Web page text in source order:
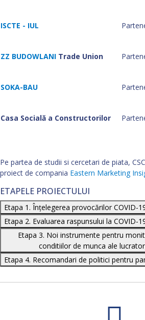
ISCTE - IUL
ZZ BUDOWLANI Trade Union
SOKA-BAU
Casa Socială a Constructorilor
Pe partea de studii si cercetari de piata,
proiect de compania Eastern Marketing
ETAPELE PROIECTULUI
Etapa 1. Înțelegerea provocărilor COVID-
Etapa 2. Evaluarea raspunsului la COVID-
Etapa 3. Noi instrumente pentru
conditiilor de munca ale
Etapa 4. Recomandari de politici pentru